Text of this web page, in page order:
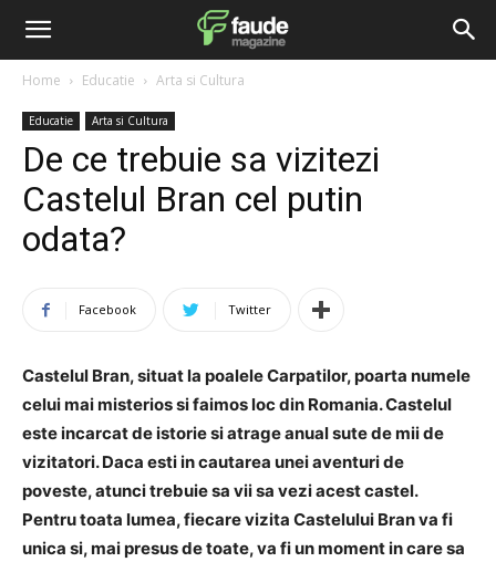
Home Educatie Arta si Cultura
Educatie Arta si Cultura
De ce trebuie sa vizitezi
Castelul Bran cel putin
odata?
Facebook Twitter
Castelul Bran, situat la poalele Carpatilor, poarta numele
celui mai misterios si faimos loc din Romania. Castelul
este incarcat de istorie si atrage anual sute de mii de
vizitatori. Daca esti in cautarea unei aventuri de
poveste, atunci trebuie sa vii sa vezi acest castel.
Pentru toata lumea, fiecare vizita Castelului Bran va fi
unica si, mai presus de toate, va fi un moment in care sa